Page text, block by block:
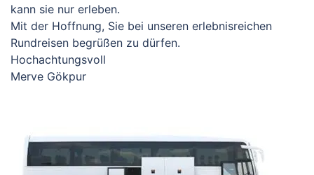
kann sie nur erleben.
Mit der Hoffnung, Sie bei unseren erlebnisreichen
Rundreisen begrüßen zu dürfen.
Hochachtungsvoll
Merve Gökpur